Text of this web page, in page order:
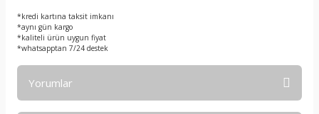
*kredi kartına taksit imkanı
*aynı gün kargo
*kaliteli ürün uygun fiyat
*whatsapptan 7/24 destek
Yorumlar